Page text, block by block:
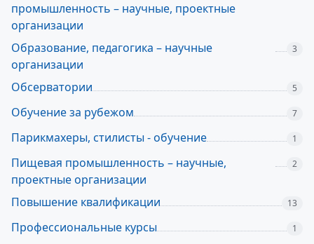
промышленность – научные, проектные
организации
Образование, педагогика – научные
организации
3
Обсерватории 5
Обучение за рубежом 7
Парикмахеры, стилисты - обучение 1
Пищевая промышленность – научные,
проектные организации
2
Повышение квалификации 13
Профессиональные курсы 1